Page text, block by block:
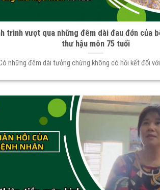
trình vượt qua những đêm dài đau đớn của
thư hậu môn 75 tuổi
những đêm dài tưởng chừng không có hồi kết đối với